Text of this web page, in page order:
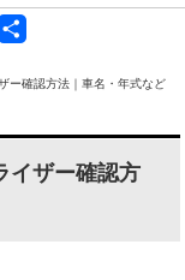
有
ー確認方法｜車名・年式など
イザー確認方